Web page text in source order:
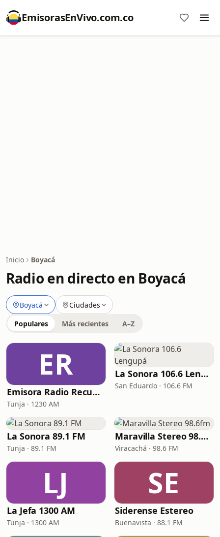
EmisorasEnVivo.com.co
Inicio Boyacá
Radio en directo en Boyacá
Boyacá Ciudades
Populares Más recientes A–Z
ER
Emisora Radio Recuerdos
Tunja · 1230 AM
La Sonora 106.6 Lengupá
San Eduardo · 106.6 FM
La Sonora 89.1 FM
Tunja · 89.1 FM
Maravilla Stereo 98.6fm
Viracachá · 98.6 FM
LJ
La Jefa 1300 AM
Tunja · 1300 AM
SE
Siderense Estereo
Buenavista · 88.1 FM